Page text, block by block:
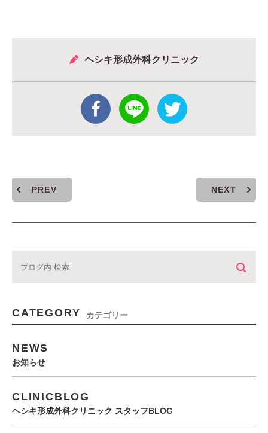
ヘシキ形成外科クリニック
PREV NEXT
CATEGORY カテゴリー
NEWS
お知らせ
CLINICBLOG
ヘシキ形成外科クリニック スタッフBLOG